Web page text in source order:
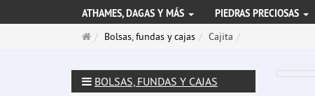
ATHAMES, DAGAS Y MÁS
PIEDRAS PRECIOSAS
PáginaBolsas, fundas y cajas Cajita
BOLSAS, FUNDAS Y CAJAS